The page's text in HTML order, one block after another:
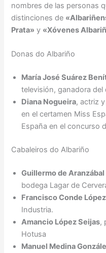
nombres de las personas
distinciones de
Prata» y «Xóvenes
Donas do Albariño
María José Suárez
televisión, ganadora
Diana Nogueira, actriz
en el certamen Miss
España en el concurso
Cabaleiros do Albariño
Guillermo de
bodega Lagar de
Francisco Conde López
Industria.
Amancio López Seijas,
Hotusa
Manuel Medina